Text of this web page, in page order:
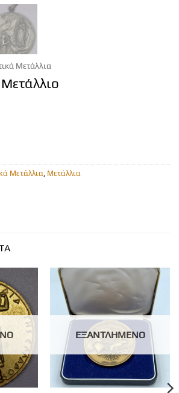
Μετάλλια
Μετάλλια Μετάλλια
ΕΞΑΝΤΛΗΜΈΝΟ